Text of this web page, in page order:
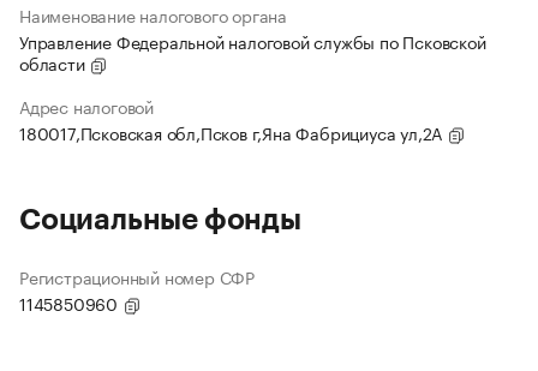
Наименование налогового органа
Управление Федеральной налоговой службы по Псковской
области
Адрес налоговой
180017,Псковская обл,Псков г,Яна Фабрициуса ул,2А
Социальные фонды
Регистрационный номер СФР
1145850960